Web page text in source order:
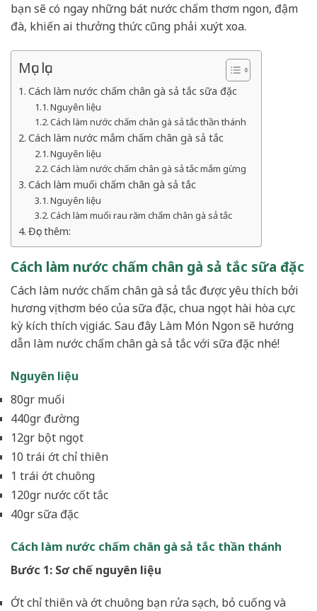
bạn sẽ có ngay những bát nước chấm thơm ngon, đậm
đà, khiến ai thưởng thức cũng phải xuýt xoa.
Mục lục
Cách làm nước chấm chân gà sả tắc sữa đặc
Nguyên liệu
Cách làm nước chấm chân gà sả tắc thần thánh
Cách làm nước mắm chấm chân gà sả tắc
Nguyên liệu
Cách làm nước chấm chân gà sả tắc mắm gừng
Cách làm muối chấm chân gà sả tắc
Nguyên liệu
Cách làm muối rau răm chấm chân gà sả tắc
Đọc thêm:
Cách làm nước chấm chân gà sả tắc sữa đặc
Cách làm nước chấm chân gà sả tắc được yêu thích bởi
hương vị thơm béo của sữa đặc, chua ngọt hài hòa cực
kỳ kích thích vị giác. Sau đây Làm Món Ngon sẽ hướng
dẫn làm nước chấm chân gà sả tắc với sữa đặc nhé!
Nguyên liệu
80gr muối
440gr đường
12gr bột ngọt
10 trái ớt chỉ thiên
1 trái ớt chuông
120gr nước cốt tắc
40gr sữa đặc
Cách làm nước chấm chân gà sả tắc thần thánh
Bước 1: Sơ chế nguyên liệu
Ớt chỉ thiên và ớt chuông bạn rửa sạch, bỏ cuống và